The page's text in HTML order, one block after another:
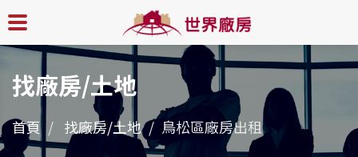
找廠房/土地
首頁 找廠房/土地 鳥松區廠房出租